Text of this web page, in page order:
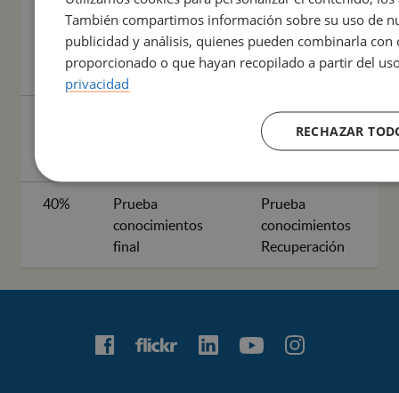
Simulación 1
15% –
Simulación 2
Prueba
conocimientos
40%
Prueba
conocimientos
final
Prueba
conocimientos
Recuperación
También compartimos información sobre su uso de
publicidad y análisis, quienes pueden combinarla
proporcionado o que hayan recopilado a partir del
privacidad
RECHAZAR